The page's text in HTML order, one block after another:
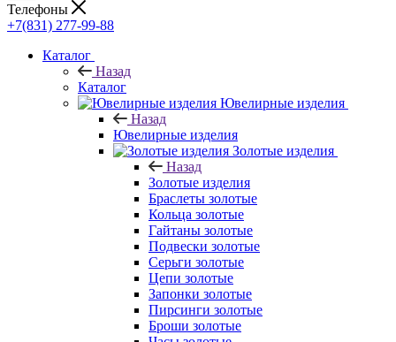
Телефоны
+7(831) 277-99-88
Каталог
Назад
Каталог
Ювелирные изделия
Назад
Ювелирные изделия
Золотые изделия
Назад
Золотые изделия
Браслеты золотые
Кольца золотые
Гайтаны золотые
Подвески золотые
Серьги золотые
Цепи золотые
Запонки золотые
Пирсинги золотые
Броши золотые